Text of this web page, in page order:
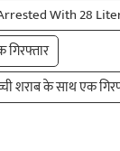
With 28
शराब के साथ एक